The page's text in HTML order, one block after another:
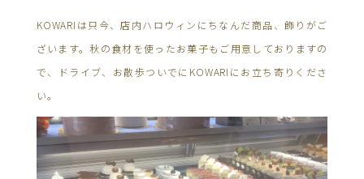
KOWARIは只今、店内ハロウィンにちなんだ商品、飾りがご
ざいます。秋の食材を使ったお菓子もご用意しておりますの
で、ドライブ、お散歩ついでにKOWARIにお立ち寄りくださ
い。